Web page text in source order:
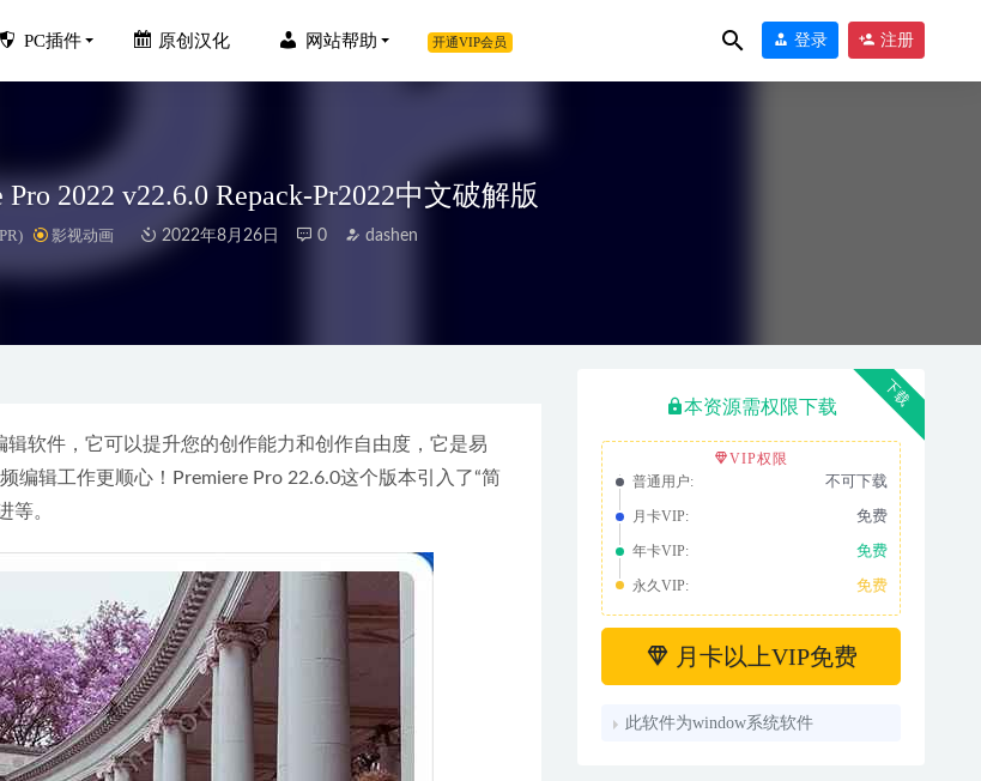
PC插件 原创汉化 网站帮助 开通VIP会员 登录 注册
Pro 2022 v22.6.0 Repack-Pr2022中文破解版
影视动画 2022年8月26日 0 dashen
软件，它可以提升您的创作能力和创作自由度，它是易
辑工作更顺心！Premiere Pro 22.6.0这个版本引入了“简
等。
下载
本资源需权限下载
VIP权限
普通用户:
不可下载
月卡VIP: 免费
年卡VIP: 免费
永久VIP: 免费
月卡以上VIP免费
此软件为window系统软件
程和下载地址 2020-01-12
型-家装室内设计客厅餐厅卧室厨房 2022-08-17